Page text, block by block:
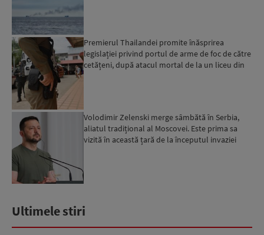
Premierul Thailandei promite înăsprirea
legislației privind portul de arme de foc de către
cetățeni, după atacul mortal de la un liceu din
Volodimir Zelenski merge sâmbătă în Serbia,
aliatul tradițional al Moscovei. Este prima sa
vizită în această țară de la începutul invaziei
Ultimele stiri